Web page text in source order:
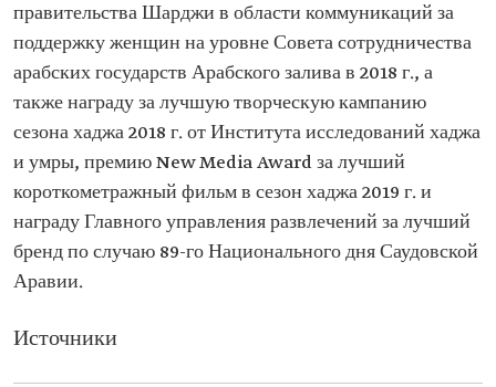
правительства Шарджи в области коммуникаций за
поддержку женщин на уровне Совета сотрудничества
арабских государств Арабского залива в 2018 г., а
также награду за лучшую творческую кампанию
сезона хаджа 2018 г. от Института исследований хаджа
и умры, премию New Media Award за лучший
короткометражный фильм в сезон хаджа 2019 г. и
награду Главного управления развлечений за лучший
бренд по случаю 89-го Национального дня Саудовской
Аравии.
Источники